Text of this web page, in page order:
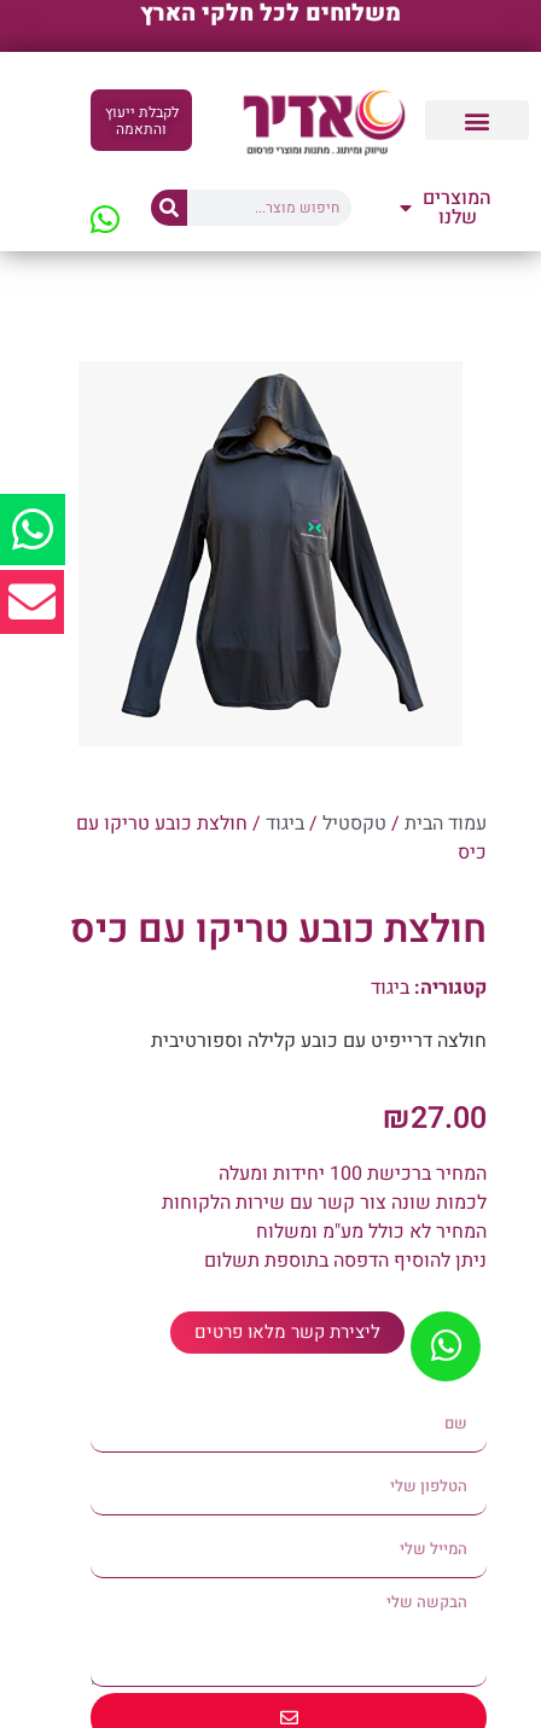
משלוחים לכל חלקי הארץ
לקבלת ייעוץ
והתאמה
המוצרים
שלנו
עמוד הבית/ טקסטיל/ביגוד/ חולצת כובע טריקו עם
כיס
חולצת כובע טריקו עם כיס
קטגוריה: ביגוד
חולצה דרייפיט עם כובע קלילה וספורטיבית
₪27.00
המחיר ברכישת 100 יחידות ומעלה
לכמות שונה צור קשר עם שירות הלקוחות
המחיר לא כולל מע"מ ומשלוח
ניתן להוסיף הדפסה בתוספת תשלום
ליצירת קשר מלאו פרטים